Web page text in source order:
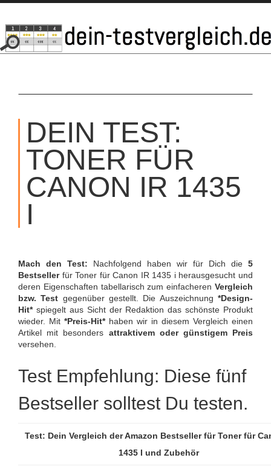
SKIP
CONTENT
DEIN TEST:
TONER FÜR
CANON IR 1435
I
Mach den Test: Nachfolgend haben wir für Dich die 5
Bestsellerfür Toner für Canon IR 1435 i herausgesucht und
deren Eigenschaften tabellarisch zum einfacheren Vergleich
bzw. Test gegenüber gestellt. Die Auszeichnung*Design-
Hit*spiegelt aus Sicht der Redaktion das schönste Produkt
wieder. Mit *Preis-Hit*haben wir in diesem Vergleich einen
Artikel mit besonders attraktivem oder günstigem Preis
versehen.
Test Empfehlung: Diese fünf
Bestseller solltest Du testen.
Test: Dein Vergleich der Amazon Bestseller für Toner für
1435 I und Zubehör